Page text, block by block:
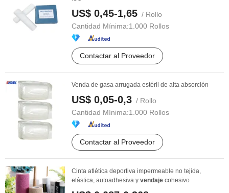
US$ 0,45-1,65 / Rollo
Cantidad Mínima:1.000 Rollos
Contactar al Proveedor
Venda de gasa arrugada estéril de alta absorción
US$ 0,05-0,3 / Rollo
Cantidad Mínima:1.000 Rollos
Contactar al Proveedor
Cinta atlética deportiva impermeable no tejida,
elástica, autoadhesiva y vendaje cohesivo